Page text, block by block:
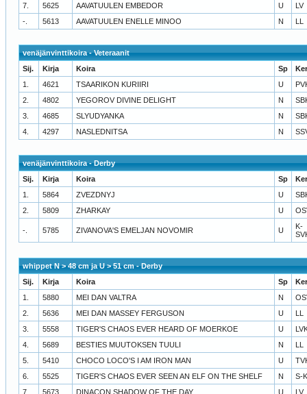
7.
5625 AAVATUULEN EMBEDOR U
LV
-.
5613 AAVATUULEN ENELLE MINOO N LL
venäjänvinttikoira - Veteraanit
Sij.
Kirja Koira Sp
1.
4621 TSAARIKON KURIIRI U
2.
4802 YEGOROV DIVINE DELIGHT N
3.
4685 SLYUDYANKA N
4.
4297 NASLEDNITSA N
venäjänvinttikoira - Derby
Sij.
Kirja Koira Sp
1.
5864 ZVEZDNYJ U
2.
5809 ZHARKAY U
-. 5785 ZIVANOVA'S EMELJAN NOVOMIR U
K-
whippet N > 48 cm ja U > 51 cm - Derby
Sij.
Kirja Koira Sp
1.
5880 MEI DAN VALTRA N
2.
5636 MEI DAN MASSEY FERGUSON U
LL
3.
5558 TIGER'S CHAOS EVER HEARD OF MOERKOE U
4.
5689 BESTIES MUUTOKSEN TUULI N
LL
5.
5410 CHOCO LOCO'S I AM IRON MAN U
6.
5525 TIGER'S CHAOS EVER SEEN AN ELF ON THE SHELF N
S-
7.
5673 DINACON SHADOW OF THE DAY U LV